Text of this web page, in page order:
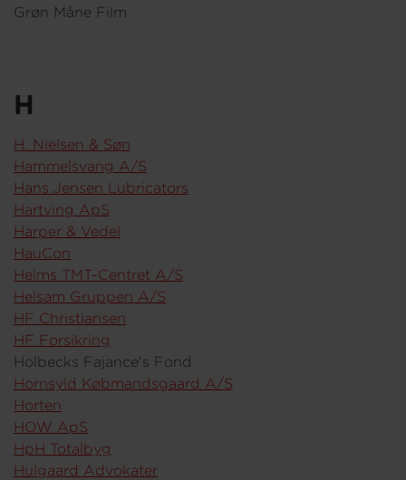
Grøn Måne Film
H
H. Nielsen & Søn
Hammelsvang A/S
Hans Jensen Lubricators
Hartving ApS
Harper & Vedel
HauCon
Helms TMT-Centret A/S
Helsam Gruppen A/S
HF Christiansen
HF Forsikring
Holbecks Fajance's Fond
Hornsyld Købmandsgaard A/S
Horten
HOW ApS
HpH Totalbyg
Hulgaard Advokater